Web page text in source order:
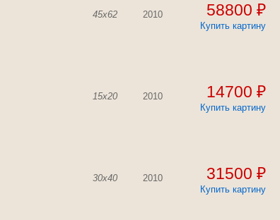
45x62 2010 58800 ₽
Купить картину
15x20 2010 14700 ₽
Купить картину
30x40 2010 31500 ₽
Купить картину